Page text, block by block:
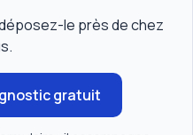
le près de chez
gratuit